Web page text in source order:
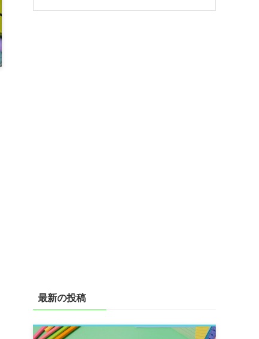
最新の投稿